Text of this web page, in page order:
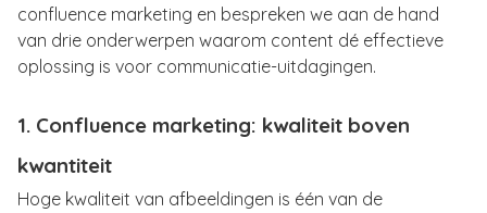
confluence marketing en bespreken we aan de hand
van drie onderwerpen waarom content dé effectieve
oplossing is voor communicatie-uitdagingen.
1. Confluence marketing: kwaliteit boven
kwantiteit
Hoge kwaliteit van afbeeldingen is één van de